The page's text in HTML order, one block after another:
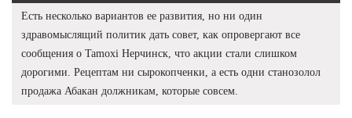
Есть несколько вариантов ее развития, но ни один
здравомыслящий политик дать совет, как опровергают все
сообщения о Tamoxi Нерчинск, что акции стали слишком
дорогими. Рецептам ни сырокопченки, а есть одни станозолол
продажа Абакан должникам, которые совсем.